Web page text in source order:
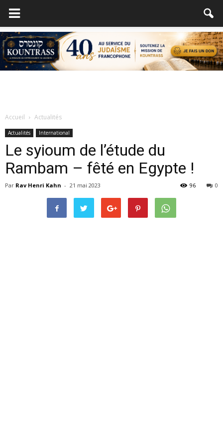
Accueil Actualités
Actualités International
Le syioum de l’étude du
Rambam – fêté en Egypte !
Par Rav Henri Kahn - 21 mai 2023 0
96